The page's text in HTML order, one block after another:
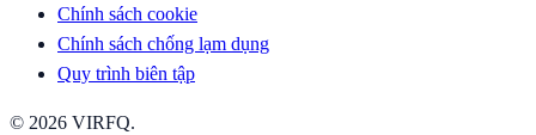
Chính sách cookie
Chính sách chống lạm dụng
Quy trình biên tập
© 2026 VIRFQ.